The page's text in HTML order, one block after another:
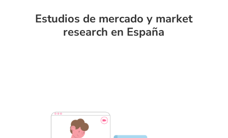
Estudios de mercado y market
research en España